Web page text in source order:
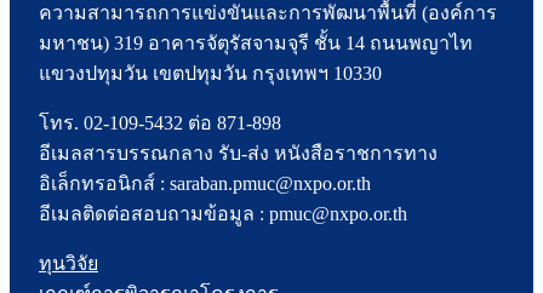
ความสามารถการแข่งขันและการพัฒนาพื้นที่ (องค์การ
มหาชน) 319 อาคารจัตุรัสจามจุรี ชั้น 14 ถนนพญาไท
แขวงปทุมวัน เขตปทุมวัน กรุงเทพฯ 10330
โทร. 02-109-5432 ต่อ 871-898
อีเมลสารบรรณกลาง รับ-ส่ง หนังสือราชการทาง
อิเล็กทรอนิกส์ : saraban.pmuc@nxpo.or.th
อีเมลติดต่อสอบถามข้อมูล : pmuc@nxpo.or.th
ทุนวิจัย